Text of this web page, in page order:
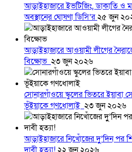
আড়াইহাজারে ইভটিজিং, ডাকাতি ও
অবস্থানের ঘোষণা ডিসি’র২৫ জুন
আড়াইহাজারে আওয়ামী লীগের
বিক্ষোভ ২৩ জুন ২০২৬
সোনারগাঁওয়ে স্কুলের ভিতরে ইয়াবা
ভূঁইয়াকে গণধোলাই ২৩ জুন ২০২৬
আড়াইহাজারে নিখোঁজের দুু’দিন পর